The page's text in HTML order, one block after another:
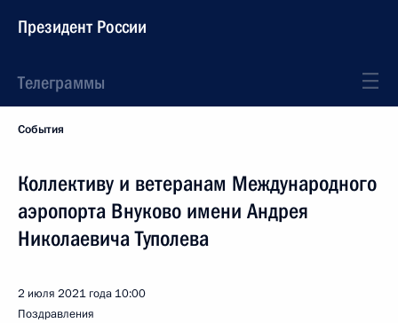
Президент России
Телеграммы
События
Коллективу и ветеранам Международного
аэропорта Внуково имени Андрея
Николаевича Туполева
2 июля 2021 года 10:00
Поздравления